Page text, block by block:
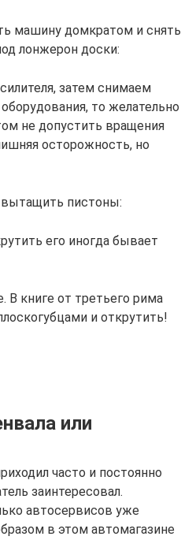
машину домкратом и снять
лонжерон доски:
затем снимаем
то желательно
не допустить вращения
осторожность, но
вытащить пистоны:
его иногда бывает
В книге от третьего рима
и открутить!
или
часто и постоянно
заинтересовал.
автосервисов уже
в этом автомагазине